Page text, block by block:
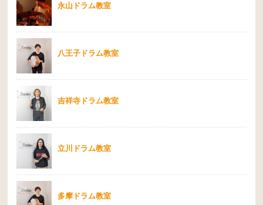
永山ドラム教室
八王子ドラム教室
吉祥寺ドラム教室
立川ドラム教室
多摩ドラム教室